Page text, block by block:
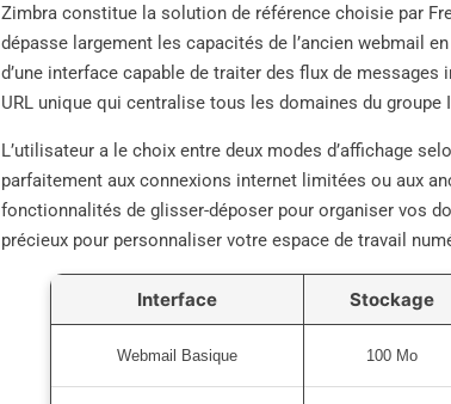
Zimbra constitue la solution de référence choisie par
dépasse largement les capacités de l’ancien webmail
d’une interface capable de traiter des flux de
URL unique qui centralise tous les domaines du groupe
L’utilisateur a le choix entre deux modes d’affichage
parfaitement aux connexions internet limitées ou aux
fonctionnalités de glisser-déposer pour organiser vos
précieux pour personnaliser votre espace de travail
Interface Stockage
Webmail Basique 100 Mo